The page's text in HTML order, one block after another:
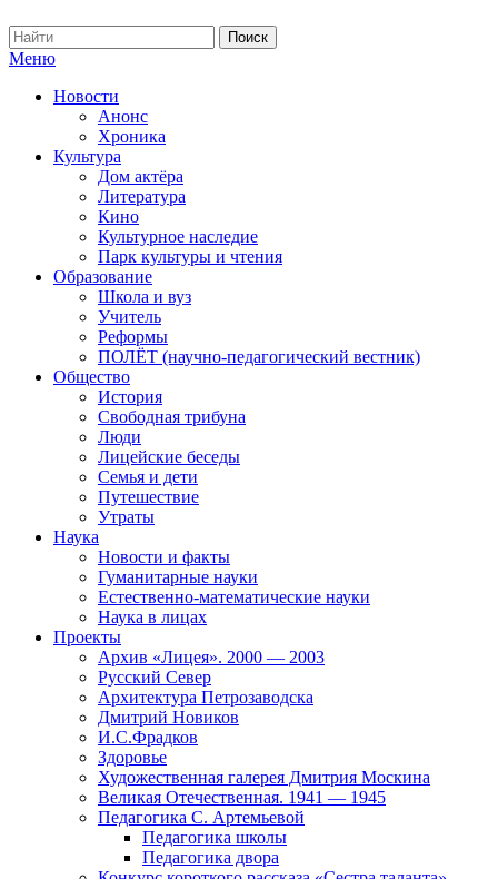
Меню
Новости
Анонс
Хроника
Культура
Дом актёра
Литература
Кино
Культурное наследие
Парк культуры и чтения
Образование
Школа и вуз
Учитель
Реформы
ПОЛЁТ (научно-педагогический вестник)
Общество
История
Свободная трибуна
Люди
Лицейские беседы
Семья и дети
Путешествие
Утраты
Наука
Новости и факты
Гуманитарные науки
Естественно-математические науки
Наука в лицах
Проекты
Архив «Лицея». 2000 — 2003
Русский Север
Архитектура Петрозаводска
Дмитрий Новиков
И.С.Фрадков
Здоровье
Художественная галерея Дмитрия Москина
Великая Отечественная. 1941 — 1945
Педагогика С. Артемьевой
Педагогика школы
Педагогика двора